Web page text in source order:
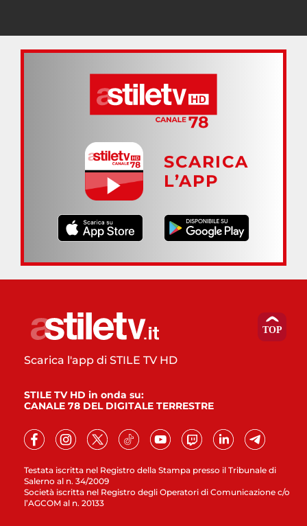
SCARICA
L’APP
Testata iscritta nel Registro della Stampa presso il Tribunale di
Salerno al n. 34/2009
Società iscritta nel Registro degli Operatori di Comunicazione c/o
l’AGCOM al n. 20133
Scarica l'app di STILE TV HD
STILE TV HD in onda su:
CANALE 78 DEL DIGITALE TERRESTRE